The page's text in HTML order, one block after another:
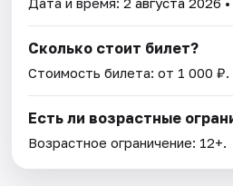
Сколько стоит билет?
Стоимость билета: от 1 000 ₽.
Есть ли возрастные
Возрастное ограничение: 12+.